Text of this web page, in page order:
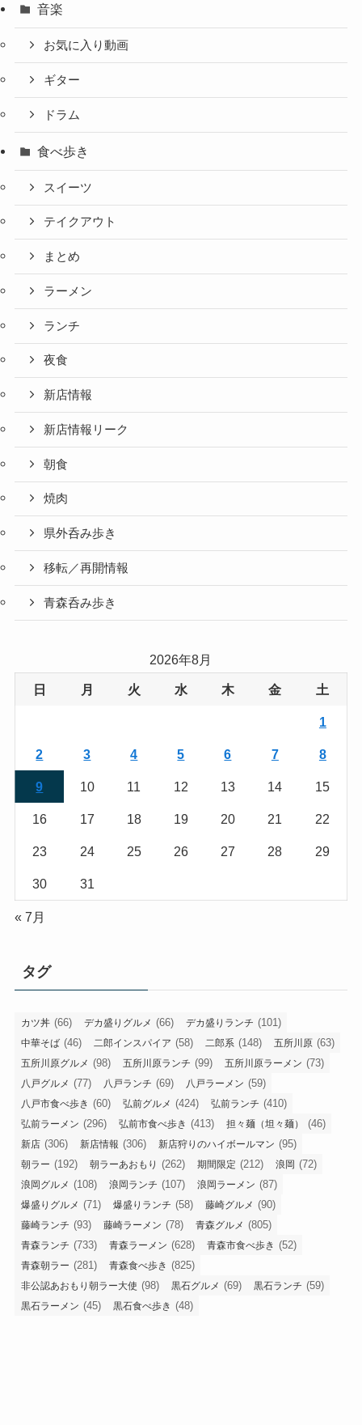
音楽
お気に入り動画
ギター
ドラム
食べ歩き
スイーツ
テイクアウト
まとめ
ラーメン
ランチ
夜食
新店情報
新店情報リーク
朝食
焼肉
県外呑み歩き
移転／再開情報
青森呑み歩き
2026年8月
日 月 火 水 木 金 土
1
2 3 4 5 6 7 8
9 10 11 12 13 14 15
16 17 18 19 20 21 22
23 24 25 26 27 28 29
30 31
« 7月
タグ
カツ丼 (66) デカ盛りグルメ (66) デカ盛りランチ (101)
中華そば (46) 二郎インスパイア (58) 二郎系 (148) 五所川原 (63)
五所川原グルメ (98) 五所川原ランチ (99) 五所川原ラーメン (73)
八戸グルメ (77) 八戸ランチ (69) 八戸ラーメン (59)
八戸市食べ歩き (60) 弘前グルメ (424) 弘前ランチ (410)
弘前ラーメン (296) 弘前市食べ歩き (413) 担々麺（坦々麺） (46)
新店 (306) 新店情報 (306) 新店狩りのハイボールマン (95)
朝ラー (192) 朝ラーあおもり (262) 期間限定 (212) 浪岡 (72)
浪岡グルメ (108) 浪岡ランチ (107) 浪岡ラーメン (87)
爆盛りグルメ (71) 爆盛りランチ (58) 藤崎グルメ (90)
藤崎ランチ (93) 藤崎ラーメン (78) 青森グルメ (805)
青森ランチ (733) 青森ラーメン (628) 青森市食べ歩き (52)
青森朝ラー (281) 青森食べ歩き (825)
非公認あおもり朝ラー大使 (98) 黒石グルメ (69) 黒石ランチ (59)
黒石ラーメン (45) 黒石食べ歩き (48)